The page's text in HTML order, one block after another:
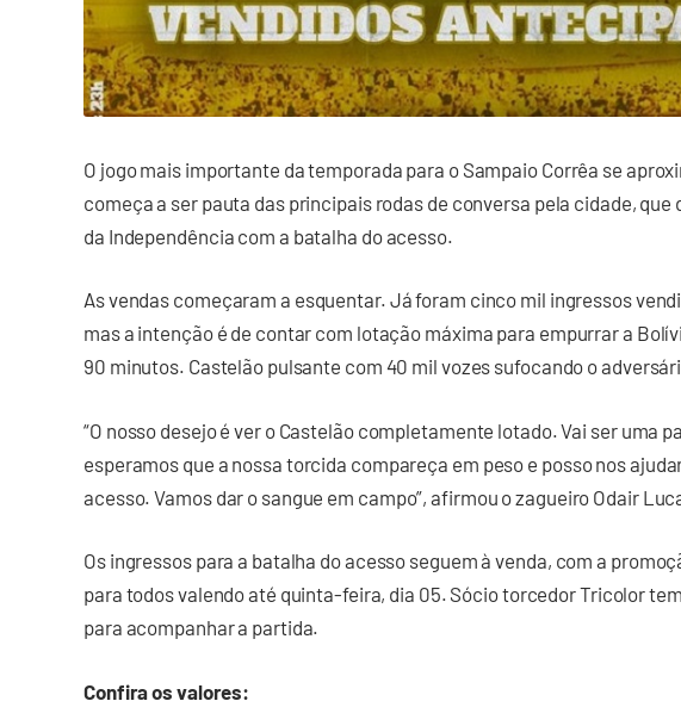
O jogo mais importante da temporada para o Sampaio Corrêa se
começa a ser pauta das principais rodas de conversa pela cidade, que
da Independência com a batalha do acesso.
As vendas começaram a esquentar. Já foram cinco mil ingressos
mas a intenção é de contar com lotação máxima para empurrar a
90 minutos. Castelão pulsante com 40 mil vozes sufocando o
“O nosso desejo é ver o Castelão completamente lotado. Vai ser uma
esperamos que a nossa torcida compareça em peso e posso nos
acesso. Vamos dar o sangue em campo”, afirmou o zagueiro Odair
Os ingressos para a batalha do acesso seguem à venda, com a
para todos valendo até quinta-feira, dia 05. Sócio torcedor Tricolor
para acompanhar a partida.
Confira os valores: